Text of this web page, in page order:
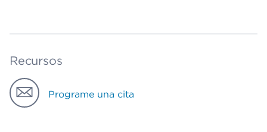
Recursos
Programe una cita